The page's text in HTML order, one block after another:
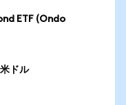
ETF (Ondo
ドル